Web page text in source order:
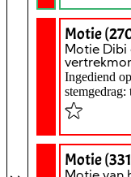
Motie
Motie Dibi
Ingediend
stemgedrag:
Motie